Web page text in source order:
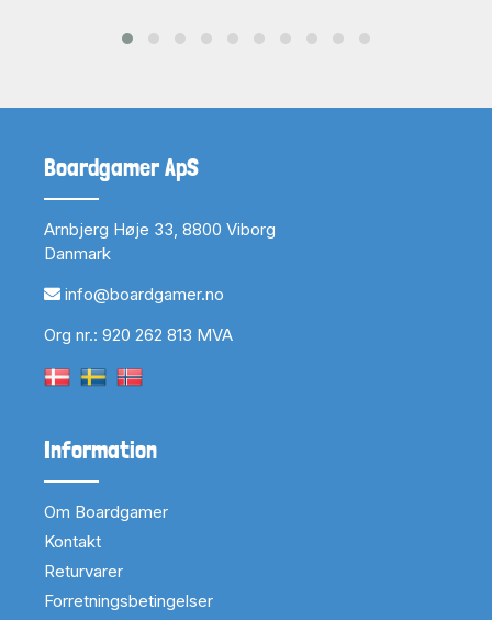
Boardgamer ApS
Arnbjerg Høje 33, 8800 Viborg
Danmark
info@boardgamer.no
Org nr.: 920 262 813 MVA
Information
Om Boardgamer
Kontakt
Returvarer
Forretningsbetingelser